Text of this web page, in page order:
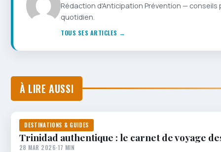
Rédaction d'Anticipation Prévention —
quotidien.
TOUS SES ARTICLES →
À LIRE AUSSI
DESTINATIONS & GUIDES
Trinidad authentique : le carnet de voyage
28 MAR 2026·17 MIN